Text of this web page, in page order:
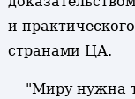
и
странами ЦА.
"Миру нужна